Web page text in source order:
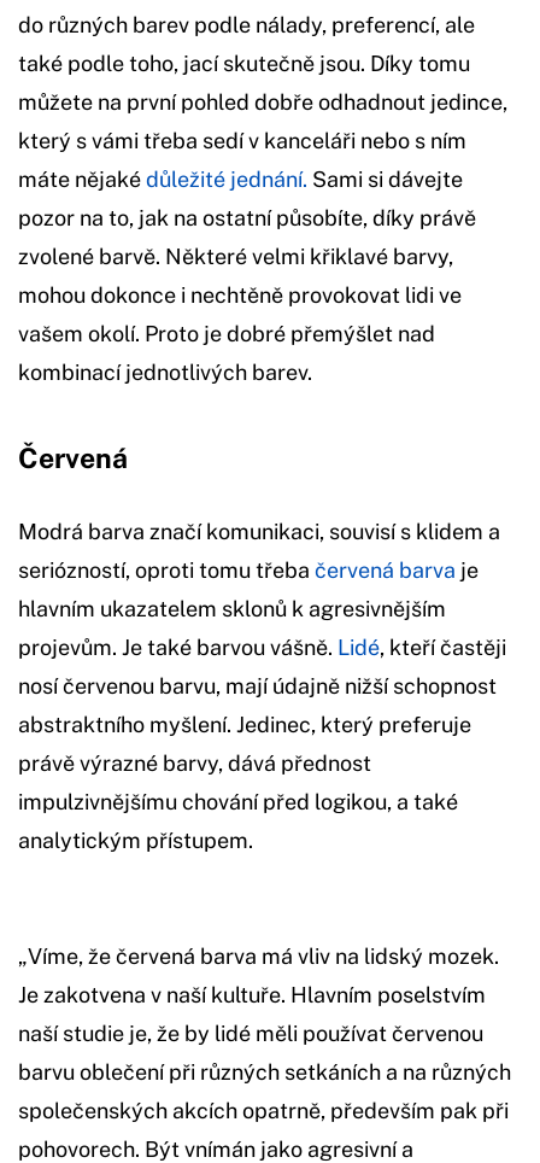
do různých barev podle nálady, preferencí, ale
také podle toho, jací skutečně jsou. Díky tomu
můžete na první pohled dobře odhadnout jedince,
který s vámi třeba sedí v kanceláři nebo s ním
máte nějakédůležité jednání. Sami si dávejte
pozor na to, jak na ostatní působíte, díky právě
zvolené barvě. Některé velmi křiklavé barvy,
mohou dokonce i nechtěně provokovat lidi ve
vašem okolí. Proto je dobré přemýšlet nad
kombinací jednotlivých barev.
Červená
Modrá barva značí komunikaci, souvisí s klidem a
seriózností, oproti tomu třeba červená barva je
hlavním ukazatelem sklonů k agresivnějším
projevům. Je také barvou vášně. Lidé, kteří častěji
nosí červenou barvu, mají údajně nižší schopnost
abstraktního myšlení. Jedinec, který preferuje
právě výrazné barvy, dává přednost
impulzivnějšímu chování před logikou, a také
analytickým přístupem.
„Víme, že červená barva má vliv na lidský mozek.
Je zakotvena v naší kultuře. Hlavním poselstvím
naší studie je, že by lidé měli používat červenou
barvu oblečení při různých setkáních a na různých
společenských akcích opatrně, především pak při
pohovorech. Být vnímán jako agresivní a